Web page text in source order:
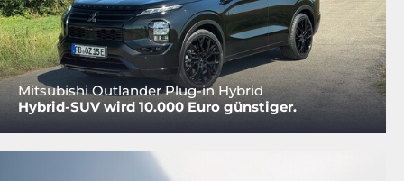
Mitsubishi Outlander Plug-in Hybrid
Hybrid-SUV wird 10.000 Euro günstiger.